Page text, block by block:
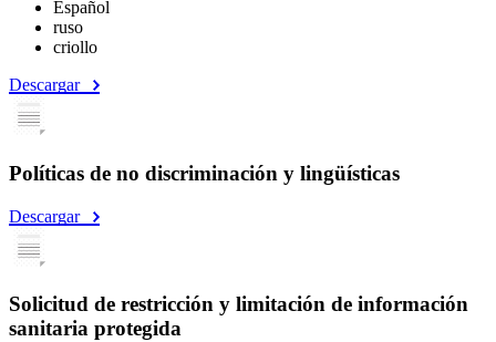
Español
ruso
criollo
Descargar
Políticas de no discriminación y lingüísticas
Descargar
Solicitud de restricción y limitación de información
sanitaria protegida